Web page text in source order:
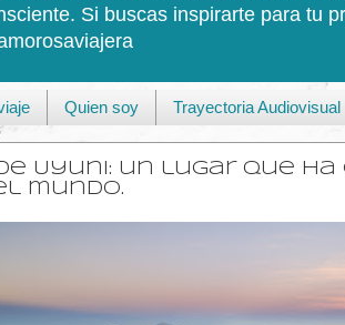
Si buscas inspirarte para tu
Quien soy Trayectoria Audiovisual
Uyuni: un lugar que
mundo.